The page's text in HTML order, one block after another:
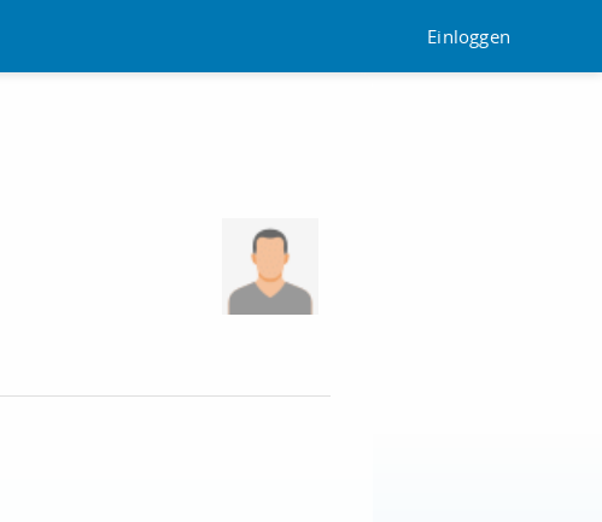
Einloggen